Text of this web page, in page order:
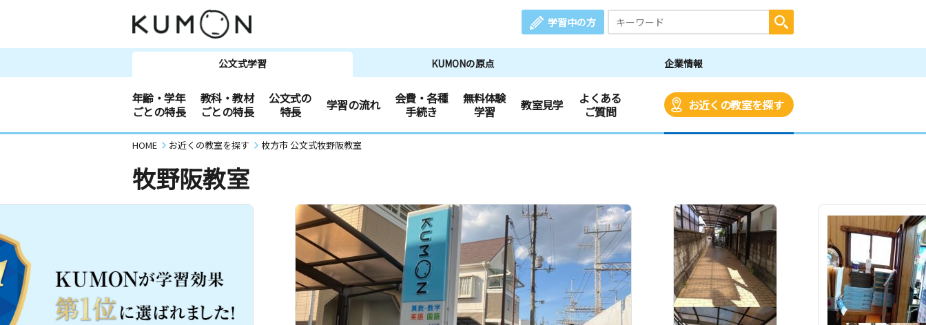
学習中の方
公文式学習 KUMONの原点 企業情報
年齢・学年
ごとの特長
教科・教材
ごとの特長
公文式の
特長
学習の流れ
会費・各種
手続き
無料体験
学習
教室見学
よくある
ご質問
お近くの教室を探す
HOME お近くの教室を探す 枚方市 公文式牧野阪教室
牧野阪教室